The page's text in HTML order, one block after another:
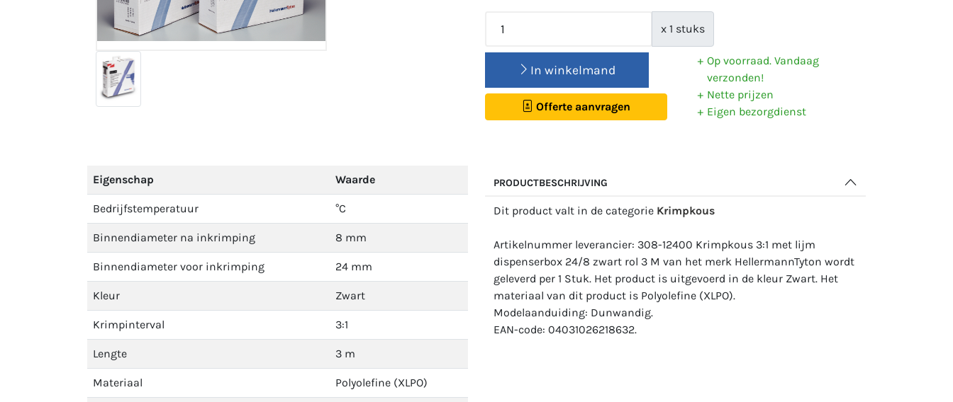
x 1 stuks
In winkelmand
Offerte aanvragen
Op voorraad. Vandaag
verzonden!
Nette prijzen
Eigen bezorgdienst
Eigenschap Waarde
Bedrijfstemperatuur °C
Binnendiameter na inkrimping 8 mm
Binnendiameter voor inkrimping 24 mm
Kleur Zwart
Krimpinterval 3:1
Lengte 3 m
Materiaal Polyolefine (XLPO)
PRODUCTBESCHRIJVING
Dit product valt in de categorie Krimpkous
Artikelnummer leverancier: 308-12400 Krimpkous 3:1 met lijm
dispenserbox 24/8 zwart rol 3 M van het merk HellermannTyton wordt
geleverd per 1 Stuk. Het product is uitgevoerd in de kleur Zwart. Het
materiaal van dit product is Polyolefine (XLPO).
Modelaanduiding: Dunwandig.
EAN-code: 04031026218632.